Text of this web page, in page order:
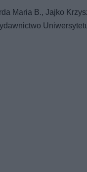
Maria B., Jajko